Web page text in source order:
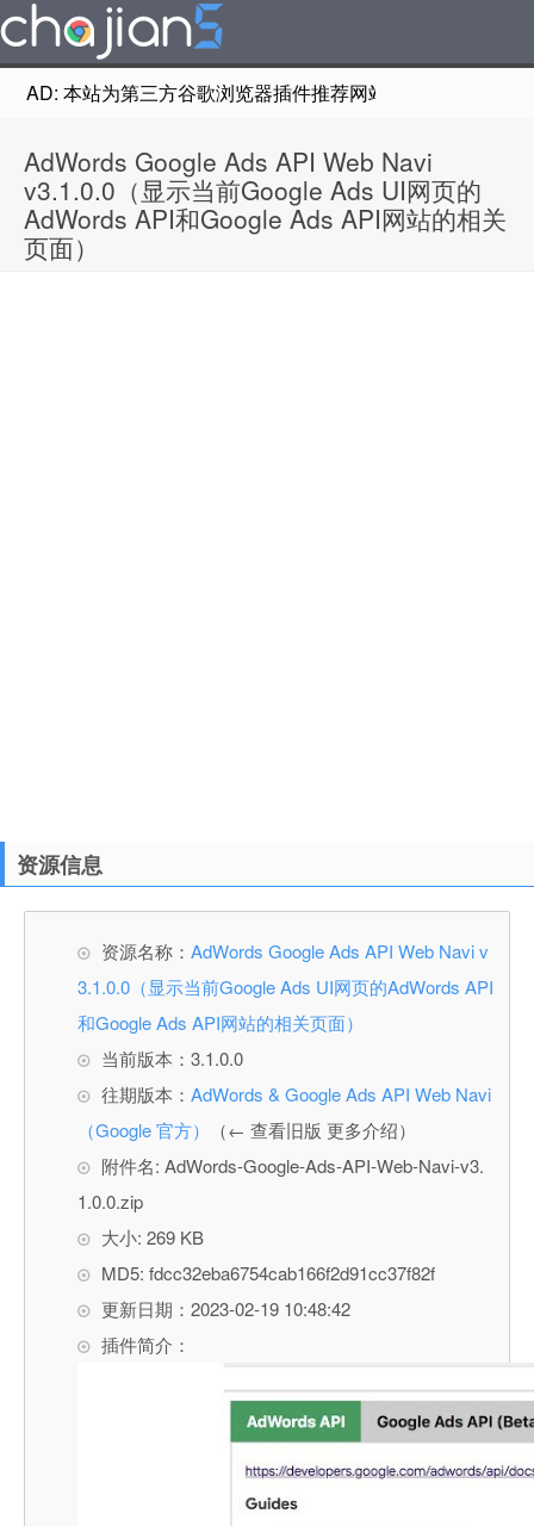
AD: 本站为第三方谷歌浏览器插件推荐网站，非Google
AdWords Google Ads API Web Navi
v3.1.0.0（显示当前Google Ads UI网页的
AdWords API和Google Ads API网站的相关
页面）
资源信息
资源名称： AdWords Google Ads API Web Navi v
3.1.0.0（显示当前Google Ads UI网页的AdWords API
和Google Ads API网站的相关页面）
当前版本：3.1.0.0
往期版本： AdWords & Google Ads API Web Navi
（Google 官方）
（← 查看旧版 更多介绍）
附件名: AdWords-Google-Ads-API-Web-Navi-v3.
1.0.0.zip
大小: 269 KB
MD5: fdcc32eba6754cab166f2d91cc37f82f
更新日期：2023-02-19 10:48:42
插件简介：